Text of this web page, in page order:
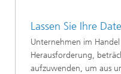
Lassen Sie Ihre
Unternehmen im
Herausforderung,
aufzuwenden, um aus